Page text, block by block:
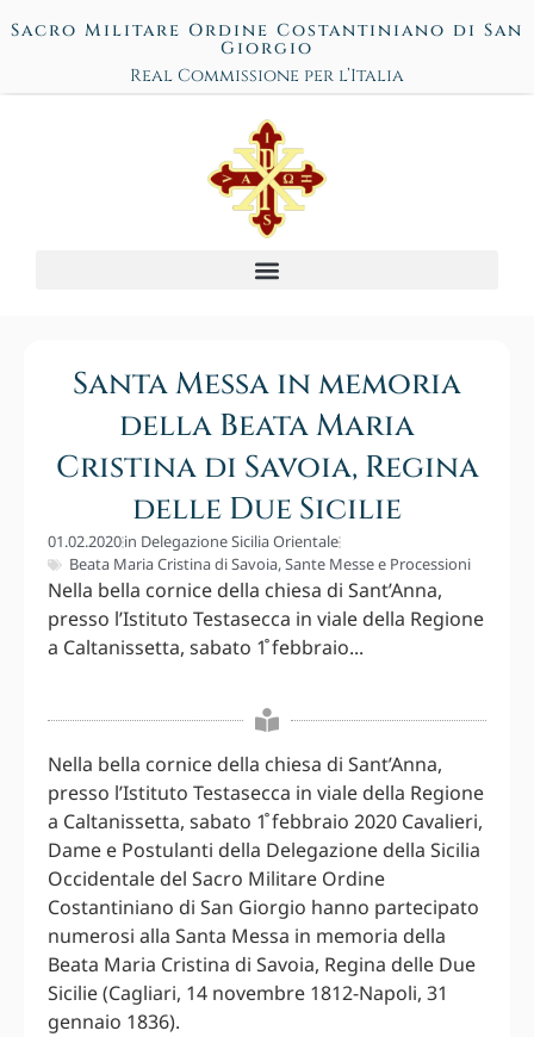
Sacro Militare Ordine Costantiniano di San
Giorgio
Real Commissione per l’Italia
Santa Messa in memoria
della Beata Maria
Cristina di Savoia, Regina
delle Due Sicilie
01.02.2020in Delegazione Sicilia Orientale
Beata Maria Cristina di Savoia,Sante Messe e Processioni
Nella bella cornice della chiesa di Sant’Anna,
presso l’Istituto Testasecca in viale della Regione
a Caltanissetta, sabato 1̊ febbraio...
Nella bella cornice della chiesa di Sant’Anna,
presso l’Istituto Testasecca in viale della Regione
a Caltanissetta, sabato 1̊ febbraio 2020 Cavalieri,
Dame e Postulanti della Delegazione della Sicilia
Occidentale del Sacro Militare Ordine
Costantiniano di San Giorgio hanno partecipato
numerosi alla Santa Messa in memoria della
Beata Maria Cristina di Savoia, Regina delle Due
Sicilie (Cagliari, 14 novembre 1812-Napoli, 31
gennaio 1836).